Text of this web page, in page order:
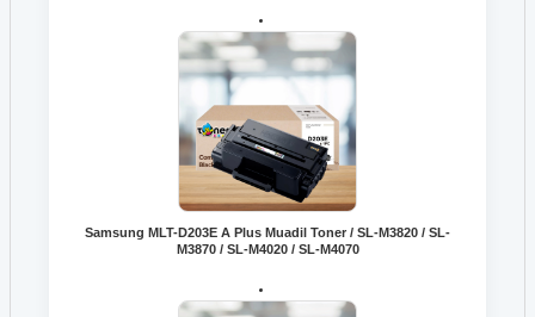
Samsung MLT-D203E A Plus Muadil Toner / SL-M3820 / SL-
M3870 / SL-M4020 / SL-M4070